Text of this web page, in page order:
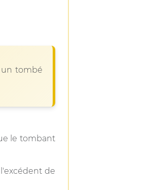
tombé
le tombant
de